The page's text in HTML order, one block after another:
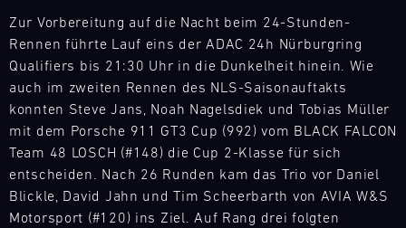
Der
Motul
Sportscar
Endurance
Grand
Prix
testet
Fahrer
und
31.07.
-
02.08.
Challenge
Europe
Magny-
Zur Vorbereitung auf die Nacht beim 24-Stunden-
Rennen führte Lauf eins der ADAC 24h Nürburgring
Qualifiers bis 21:30 Uhr in die Dunkelheit hinein. Wie
auch im zweiten Rennen des NLS-Saisonauftakts
konnten Steve Jans, Noah Nagelsdiek und Tobias Müller
mit dem Porsche 911 GT3 Cup (992) vom BLACK FALCON
Team 48 LOSCH (#148) die Cup 2-Klasse für sich
entscheiden. Nach 26 Runden kam das Trio vor Daniel
Blickle, David Jahn und Tim Scheerbarth von AVIA W&S
Motorsport (#120) ins Ziel. Auf Rang drei folgten